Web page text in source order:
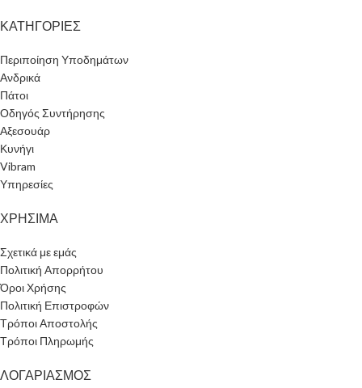
ΚΑΤΗΓΟΡΙΕΣ
Περιποίηση Υποδημάτων
Ανδρικά
Πάτοι
Οδηγός Συντήρησης
Αξεσουάρ
Κυνήγι
Vibram
Υπηρεσίες
ΧΡΗΣΙΜΑ
Σχετικά με εμάς
Πολιτική Απορρήτου
Όροι Χρήσης
Πολιτική Επιστροφών
Τρόποι Αποστολής
Τρόποι Πληρωμής
ΛΟΓΑΡΙΑΣΜΟΣ